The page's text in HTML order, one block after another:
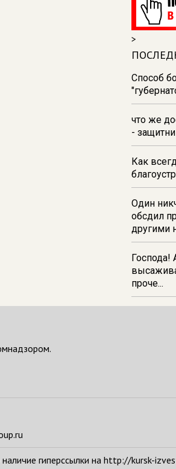
15:55
шести
собак
15:52
летний
15:45
за
>
Способ
что же
-
Как
Один
обсдил
другими
проче...
гиперссылки на http://kursk-